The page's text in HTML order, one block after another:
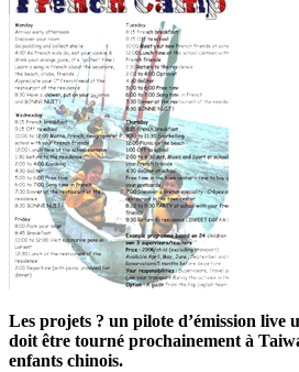
Les projets ? un pilote d’émission live
doit être tourné prochainement à
enfants chinois.